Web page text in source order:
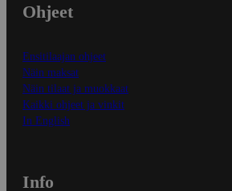
Ohjeet
Ensitilaajan ohjeet
Näin maksat
Näin tilaat ja muokkaat
Kaikki ohjeet ja vinkit
In English
Info